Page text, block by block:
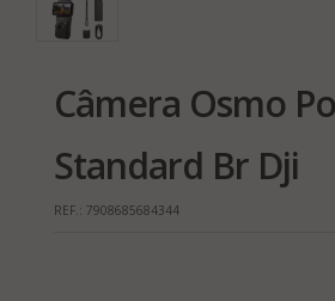
Câmera Osmo
Standard Br Dji
REF.: 7908685684344